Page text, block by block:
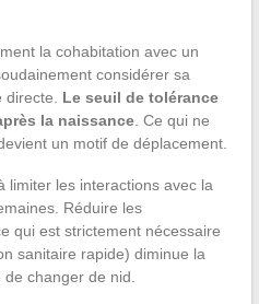
la cohabitation avec un
considérer sa
directe. Le seuil de tolérance
la naissance. Ce qui ne
un motif de déplacement.
limiter les interactions avec la
Réduire les
qui est strictement nécessaire
sanitaire rapide) diminue la
changer de nid.